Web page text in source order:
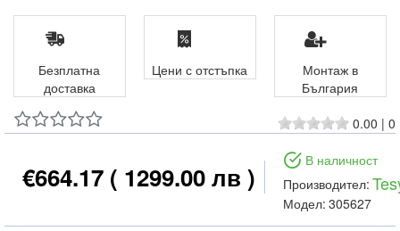
0.00 | 0
€664.17 ( 1299.00 лв )
В наличност
Производител:
Модел: 305627
Безплатна
доставка
Цени с отстъпка
Монтаж в
България